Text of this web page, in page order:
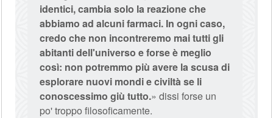
identici, cambia solo la reazione che
abbiamo ad alcuni farmaci. In ogni caso,
credo che non incontreremo mai tutti gli
abitanti dell'universo e forse è meglio
così: non potremmo più avere la scusa di
esplorare nuovi mondi e civiltà se li
conoscessimo giù tutto.» dissi forse un
po' troppo filosoficamente.